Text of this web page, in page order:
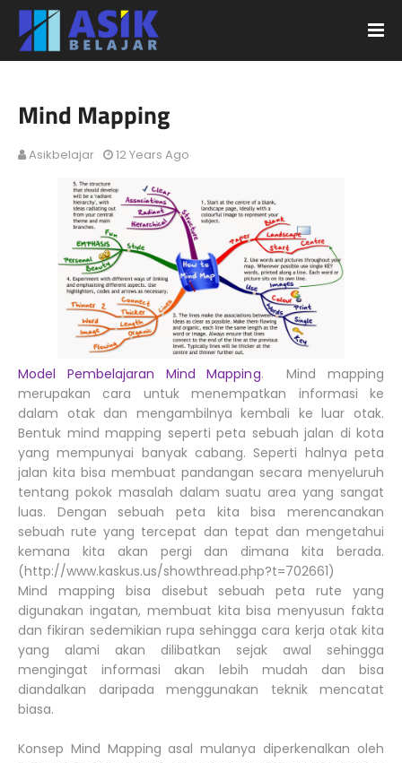
Mind Mapping
Asikbelajar 12 Years Ago
Model Pembelajaran Mind Mapping. Mind mapping
merupakan cara untuk menempatkan informasi ke
dalam otak dan mengambilnya kembali ke luar otak.
Bentuk mind mapping seperti peta sebuah jalan di kota
yang mempunyai banyak cabang. Seperti halnya peta
jalan kita bisa membuat pandangan secara menyeluruh
tentang pokok masalah dalam suatu area yang sangat
luas. Dengan sebuah peta kita bisa merencanakan
sebuah rute yang tercepat dan tepat dan mengetahui
kemana kita akan pergi dan dimana kita berada.
(http://www.kaskus.us/showthread.php?t=702661)
Mind mapping bisa disebut sebuah peta rute yang
digunakan ingatan, membuat kita bisa menyusun fakta
dan fikiran sedemikian rupa sehingga cara kerja otak kita
yang alami akan dilibatkan sejak awal sehingga
mengingat informasi akan lebih mudah dan bisa
diandalkan daripada menggunakan teknik mencatat
biasa.
Konsep Mind Mapping asal mulanya diperkenalkan oleh